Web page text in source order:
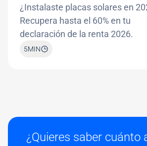
¿Instalaste placas solares en
Recupera hasta el 60% en tu
declaración de la renta 2026.
5MIN
¿Quieres saber cuánto